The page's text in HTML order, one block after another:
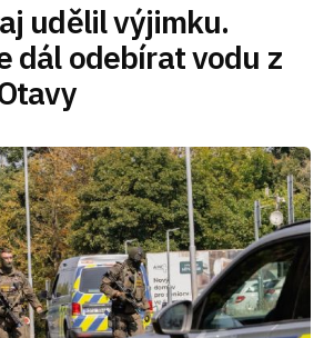
udělil výjimku.
dál odebírat vodu z